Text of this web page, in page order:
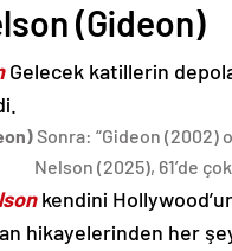
(Gideon)
Gelecek katillerin
Sonra: “Gideon (2002)
Nelson (2025), 61’de
kendini
hikayelerinden her